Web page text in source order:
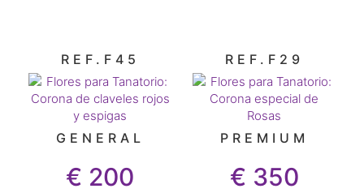
REF.F45
GENERAL
€ 200
REF.F29
PREMIUM
€ 350